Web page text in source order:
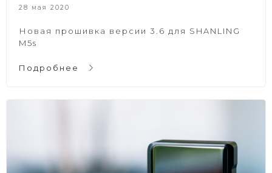
28 мая 2020
Новая прошивка версии 3.6 для SHANLING
M5s
Подробнее